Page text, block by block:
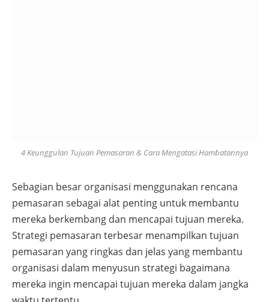
4 Keunggulan Tujuan Pemasaran & Cara Mengatasi Hambatannya
Sebagian besar organisasi menggunakan rencana
pemasaran sebagai alat penting untuk membantu
mereka berkembang dan mencapai tujuan mereka.
Strategi pemasaran terbesar menampilkan tujuan
pemasaran yang ringkas dan jelas yang membantu
organisasi dalam menyusun strategi bagaimana
mereka ingin mencapai tujuan mereka dalam jangka